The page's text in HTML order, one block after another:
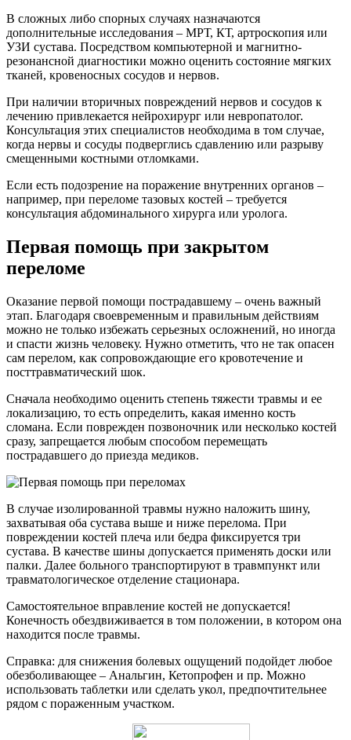
В сложных либо спорных случаях назначаются
дополнительные исследования – МРТ, КТ, артроскопия или
УЗИ сустава. Посредством компьютерной и магнитно-
резонансной диагностики можно оценить состояние мягких
тканей, кровеносных сосудов и нервов.
При наличии вторичных повреждений нервов и сосудов к
лечению привлекается нейрохирург или невропатолог.
Консультация этих специалистов необходима в том случае,
когда нервы и сосуды подверглись сдавлению или разрыву
смещенными костными отломками.
Если есть подозрение на поражение внутренних органов –
например, при переломе тазовых костей – требуется
консультация абдоминального хирурга или уролога.
Первая помощь при закрытом
переломе
Оказание первой помощи пострадавшему – очень важный
этап. Благодаря своевременным и правильным действиям
можно не только избежать серьезных осложнений, но иногда
и спасти жизнь человеку. Нужно отметить, что не так опасен
сам перелом, как сопровождающие его кровотечение и
посттравматический шок.
Сначала необходимо оценить степень тяжести травмы и ее
локализацию, то есть определить, какая именно кость
сломана. Если поврежден позвоночник или несколько костей
сразу, запрещается любым способом перемещать
пострадавшего до приезда медиков.
В случае изолированной травмы нужно наложить шину,
захватывая оба сустава выше и ниже перелома. При
повреждении костей плеча или бедра фиксируется три
сустава. В качестве шины допускается применять доски или
палки. Далее больного транспортируют в травмпункт или
травматологическое отделение стационара.
Самостоятельное вправление костей не допускается!
Конечность обездвиживается в том положении, в котором она
находится после травмы.
Справка: для снижения болевых ощущений подойдет любое
обезболивающее – Анальгин, Кетопрофен и пр. Можно
использовать таблетки или сделать укол, предпочтительнее
рядом с пораженным участком.